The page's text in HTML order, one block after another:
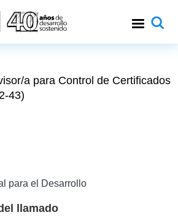
a para Control de Certificados
43)
para el Desarrollo
llamado